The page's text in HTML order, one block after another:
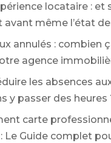
locataire : et
même l’état
annulés : combien
agence
les absences
y passer des heures
carte
Le Guide complet